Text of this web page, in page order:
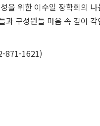
을 위한 이수일 장학회의
과 구성원들 마음 속 깊이
871-1621)